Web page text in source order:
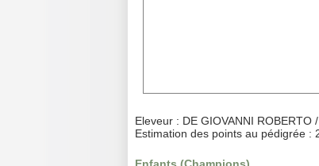
Eleveur : DE GIOVANNI
Estimation des points au pédigrée :